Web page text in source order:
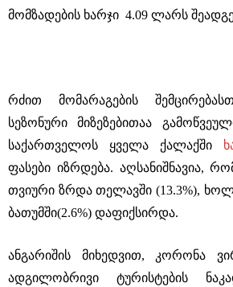
მომზადების ხარჯი 4.09 ლარს
რძით მომარაგების
სეზონური მიზეზებითაა
საქართველოს ყველა ქალაქში
ფასები იზრდება. აღსანიშნავია,
თვიური ზრდა თელავში (13.3%),
ბათუმში(2.6%) დაფიქსირდა.
ანგარიშის მიხედვით, კორონა
ადგილობრივი ტურისტების